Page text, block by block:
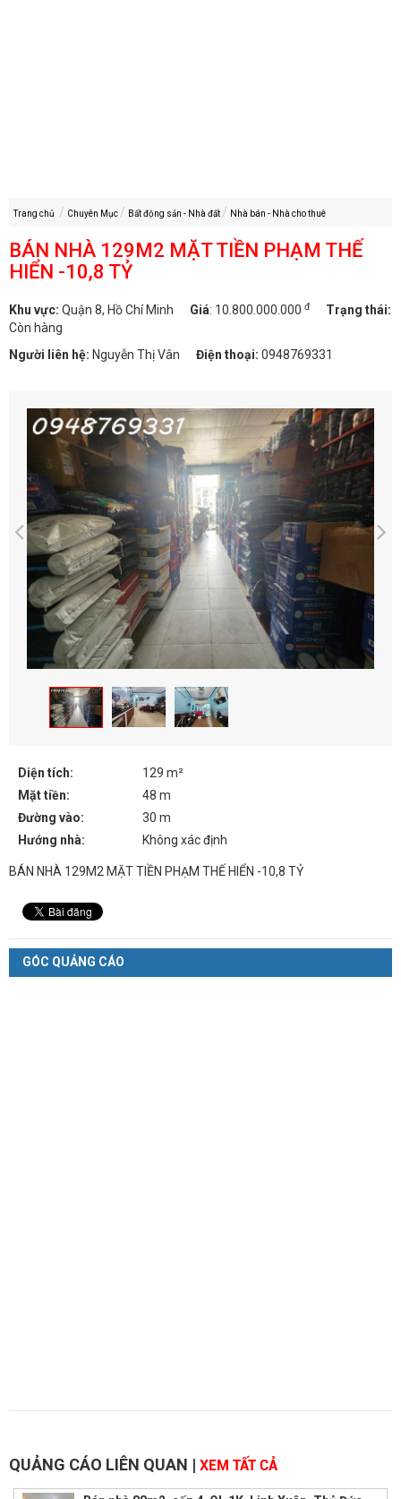
Trang chủ Chuyên Mục Bất động sản - Nhà đất Nhà bán - Nhà cho thuê
BÁN NHÀ 129M2 MẶT TIỀN PHẠM THẾ
HIỂN -10,8 TỶ
Khu vực: Quận 8, Hồ Chí Minh Giá: 10.800.000.000 đ
Trạng thái:
Còn hàng
Người liên hệ: Nguyễn Thị Vân Điện thoại: 0948769331
Diện tích:
129 m²
Mặt tiền:
48 m
Đường vào:
30 m
Hướng nhà:
Không xác định
BÁN NHÀ 129M2 MẶT TIỀN PHẠM THẾ HIỂN -10,8 TỶ
GÓC QUẢNG CÁO
QUẢNG CÁO LIÊN QUAN | XEM TẤT CẢ